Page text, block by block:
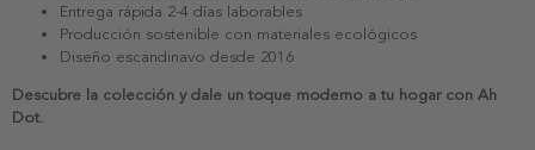
Entrega rápida 2-4 días laborables
Producción sostenible con materiales ecológicos
Diseño escandinavo desde 2016
Descubre la colección y dale un toque moderno a tu hogar con Ah
Dot.